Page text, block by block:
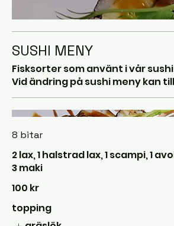
SUSHI MENY
Fisksorter som använt i vår
8 bitar
2 lax, 1 halstrad lax, 1 scampi, 1
3 maki
100 kr
topping